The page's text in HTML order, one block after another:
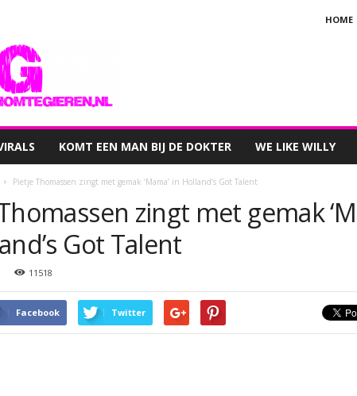
HOME
KOMT EEN MAN BIJ DE DOKTER WE LIKE WILLY
Pietje Thomassen zingt met gemak ‘Mama’ in Holland’s Got Talent
zingt met gemak
Got Talent
11518
Facebook Twitter